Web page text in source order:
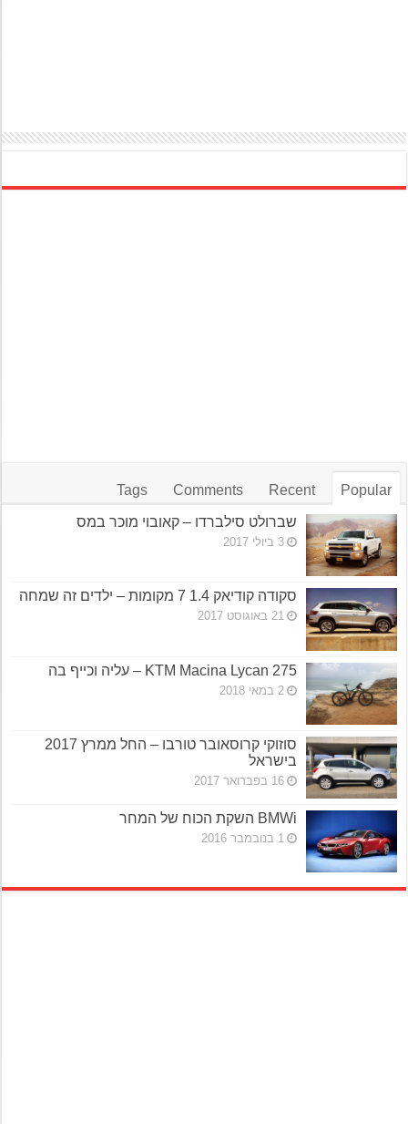
Popular
Recent
Comments
Tags
שברולט סילברדו – קאובוי מוכר במס
3 ביולי 2017
סקודה קודיאק 1.4 7 מקומות – ילדים זה שמחה
21 באוגוסט 2017
KTM Macina Lycan 275 – עליה וכייף בה
2 במאי 2018
סוזוקי קרוסאובר טורבו – החל ממרץ 2017
בישראל
16 בפברואר 2017
BMWi השקת הכוח של המחר
1 בנובמבר 2016